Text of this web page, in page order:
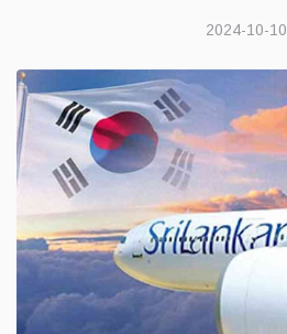
2024-10-10